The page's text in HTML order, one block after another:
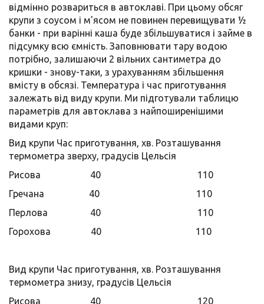
відмінно розвариться в автоклаві. При цьому обсяг
крупи з соусом і м'ясом не повинен перевищувати ½
банки - при варінні каша буде збільшуватися і займе в
підсумку всю ємність. Заповнювати тару водою
потрібно, залишаючи 2 вільних сантиметра до
кришки - знову-таки, з урахуванням збільшення
вмісту в обсязі. Температура і час приготування
залежать від виду крупи. Ми підготували таблицю
параметрів для автоклава з найпоширенішими
видами круп:
Вид крупи Час приготування, хв. Розташування
термометра зверху, градусів Цельсія
Рисова 40 110
Гречана 40 110
Перлова 40 110
Горохова 40 110
Вид крупи Час приготування, хв. Розташування
термометра знизу, градусів Цельсія
Рисова 40 120